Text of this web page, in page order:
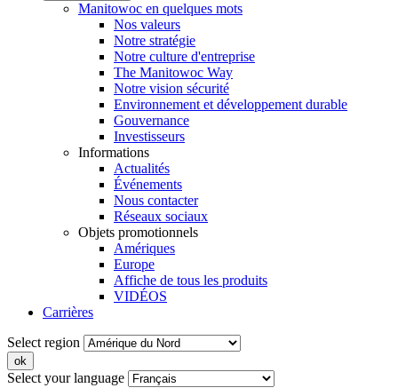
Manitowoc en quelques mots
Nos valeurs
Notre stratégie
Notre culture d'entreprise
The Manitowoc Way
Notre vision sécurité
Environnement et développement durable
Gouvernance
Investisseurs
Informations
Actualités
Événements
Nous contacter
Réseaux sociaux
Objets promotionnels
Amériques
Europe
Affiche de tous les produits
VIDÉOS
Carrières
Select region
Select your language